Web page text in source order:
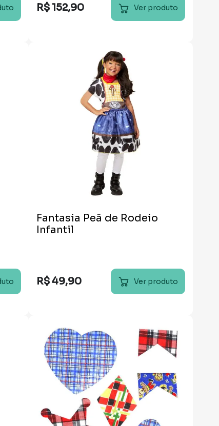
R$ 152,90 Ver produto
Fantasia Peã de Rodeio
Infantil
R$49,90 Ver produto